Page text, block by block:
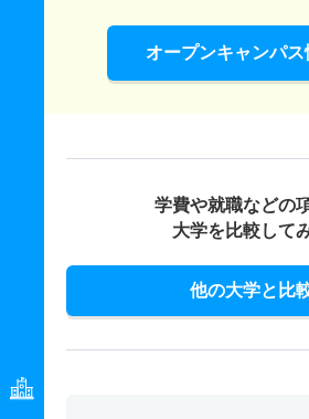
オープンキャンパス
学費や就職などの
大学を比較して
他の大学と比